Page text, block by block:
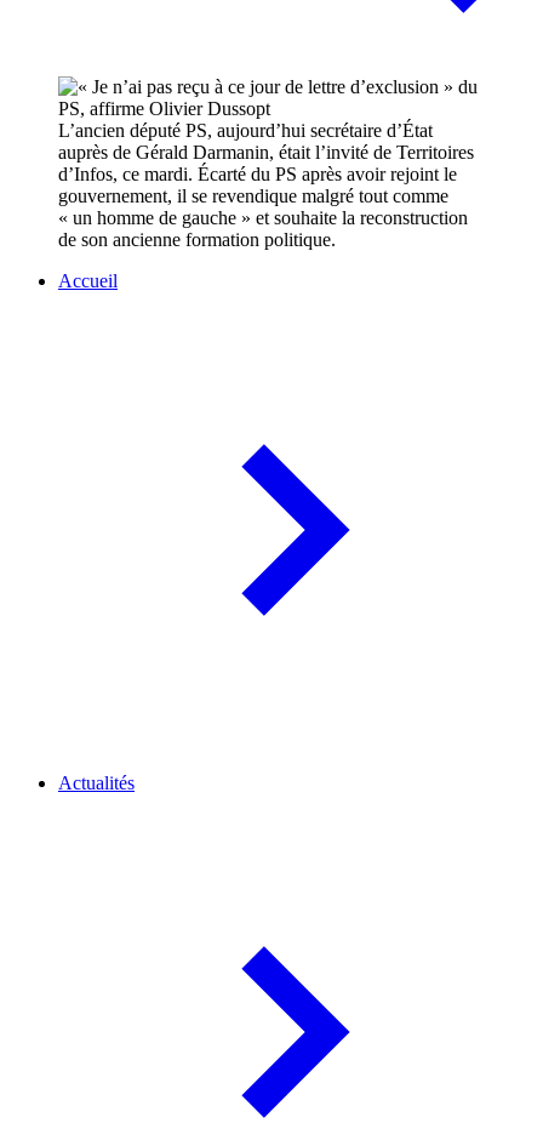
L’ancien député PS, aujourd’hui secrétaire d’État
auprès de Gérald Darmanin, était l’invité de Territoires
d’Infos, ce mardi. Écarté du PS après avoir rejoint le
gouvernement, il se revendique malgré tout comme
« un homme de gauche » et souhaite la reconstruction
de son ancienne formation politique.
Accueil
Actualités